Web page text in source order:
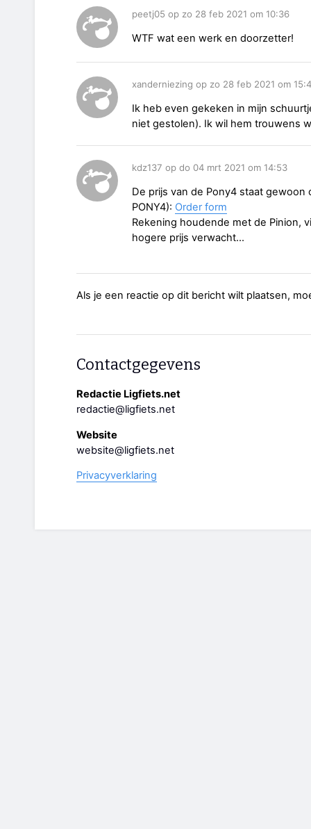
peetj05 op zo 28 feb 2021 om 10:36
WTF wat een werk en doorzetter!
xanderniezing op zo 28 feb 2021 om
Ik heb even gekeken in mijn
niet gestolen). Ik wil hem trouwens
kdz137 op do 04 mrt 2021 om 14:53
De prijs van de Pony4 staat
PONY4): Order form
Rekening houdende met de Pinion,
hogere prijs verwacht...
Als je een reactie op dit bericht wilt plaatsen,
Contactgegevens
Redactie Ligfiets.net
redactie@ligfiets.net
Website
website@ligfiets.net
Privacyverklaring